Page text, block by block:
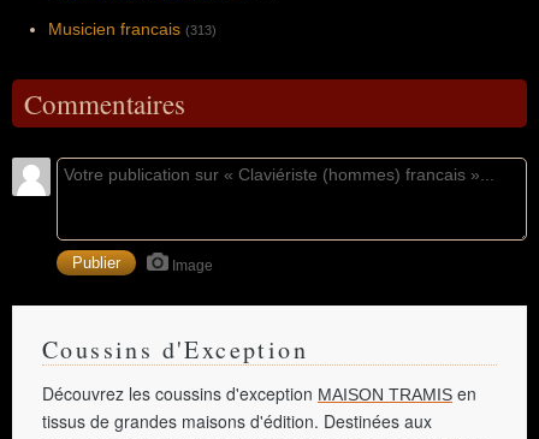
Musicien francais (313)
Commentaires
Image
Coussins d'Exception
Découvrez les coussins d'exception MAISON TRAMIS en
tissus de grandes maisons d'édition. Destinées aux